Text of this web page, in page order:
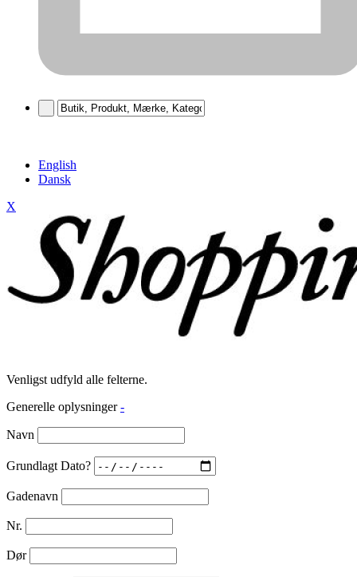
English
Dansk
X
Venligst udfyld alle felterne.
Generelle oplysninger -
Navn
Grundlagt Dato?
Gadenavn
Nr.
Dør